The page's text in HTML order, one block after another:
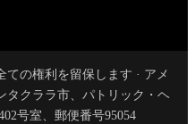
ての権利を留保します · アメ
タクララ市、パトリック・ヘ
号室、郵便番号95054